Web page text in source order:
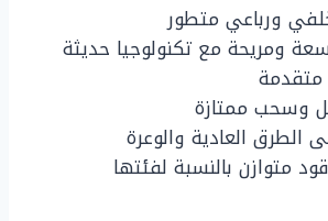
ورباعي متطور
ومريحة مع تكنولوجيا حديثة
متقدمة
وسحب ممتازة
الطرق العادية والوعرة
متوازن بالنسبة لفئتها